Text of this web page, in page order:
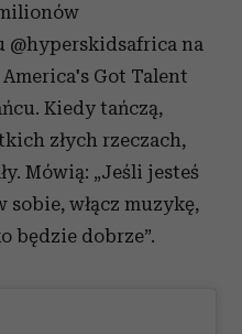
na
Got Talent
Kiedy tańczą,
złych rzeczach,
Mówią: „Jeśli jesteś
włącz muzykę,
będzie dobrze”.